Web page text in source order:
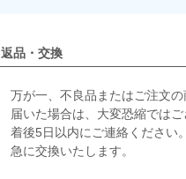
返品・交換
万が一、不良品またはご注文
届いた場合は、大変恐縮では
着後5日以内にご連絡ください
急に交換いたします。